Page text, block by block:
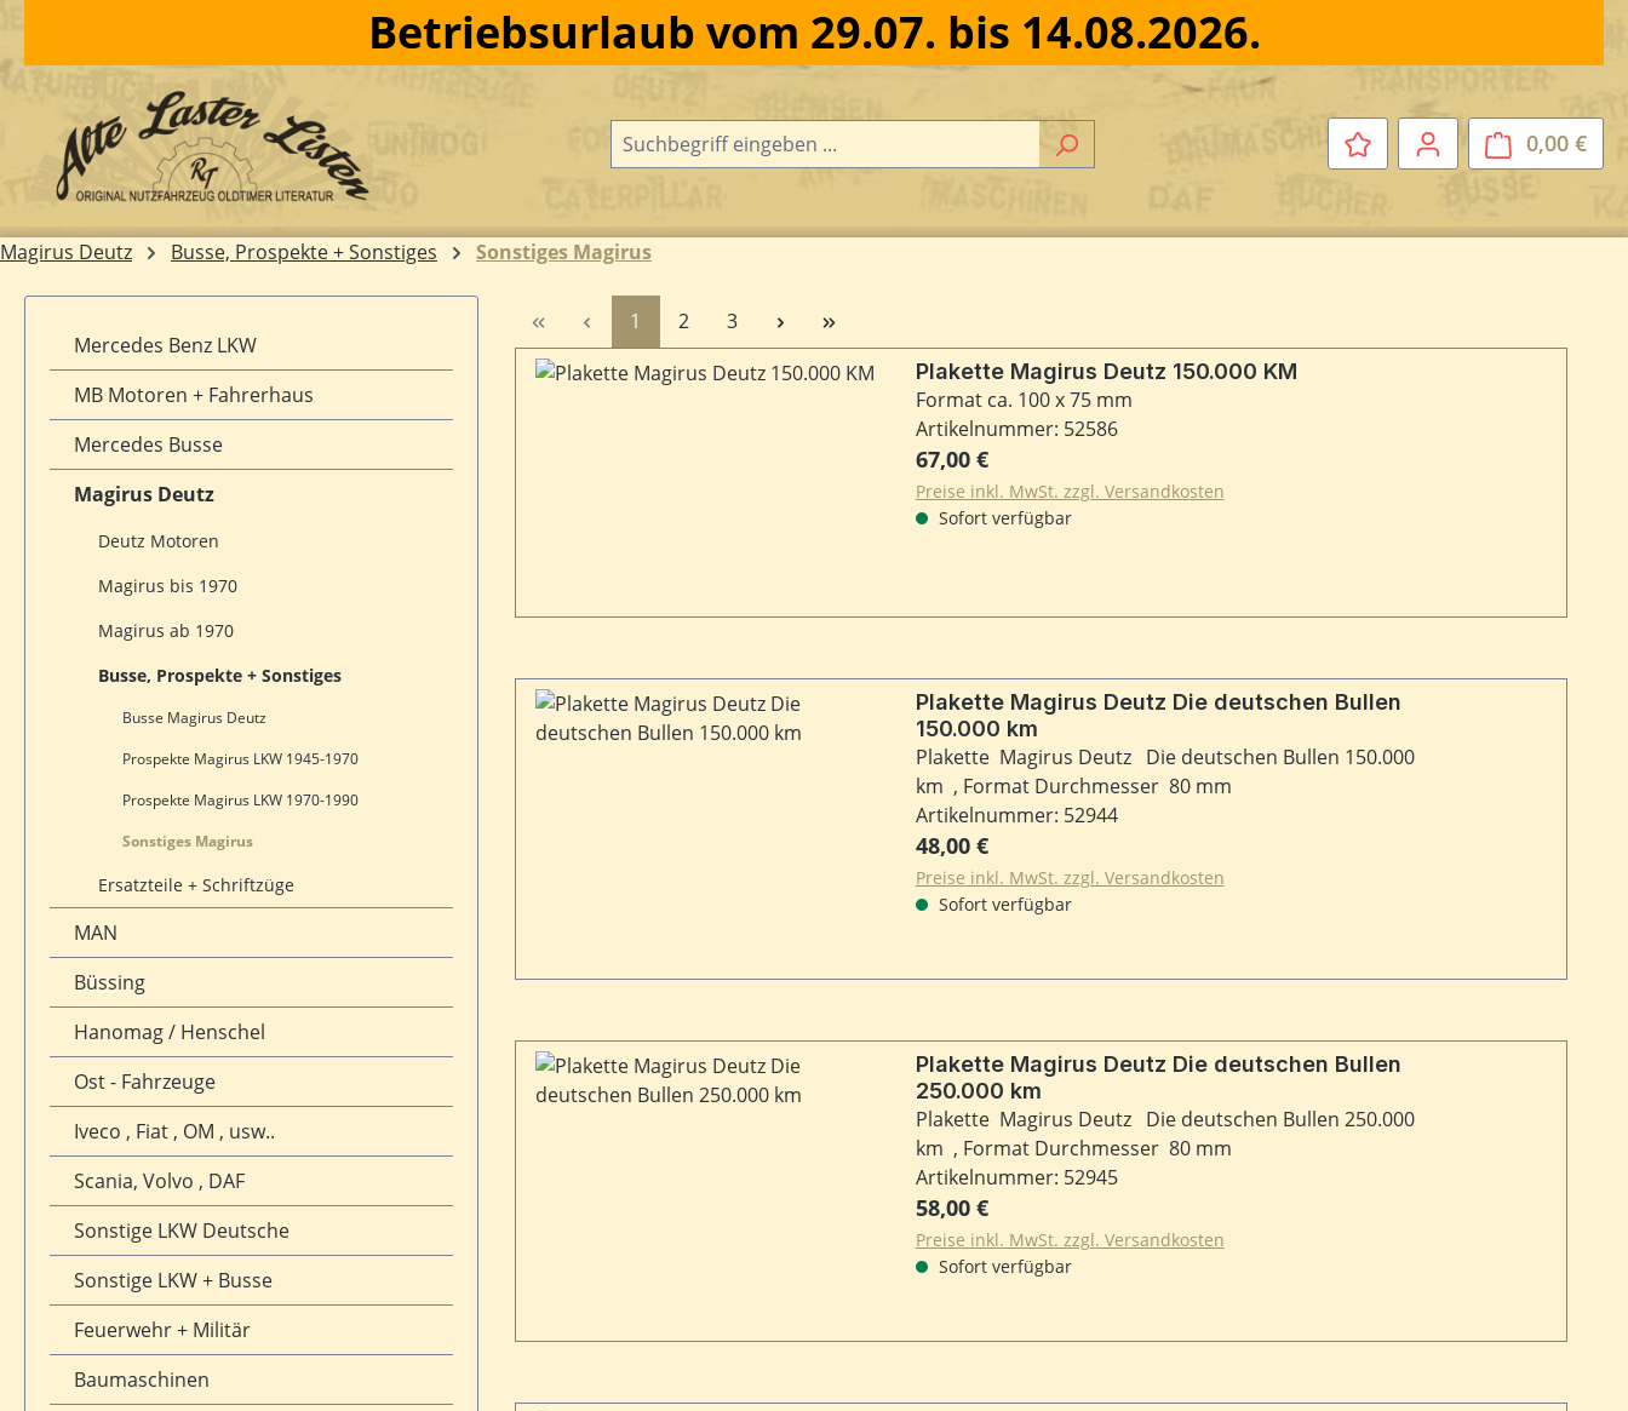
Betriebsurlaub vom 29.07. bis 14.08.2026.
0,00 €
Magirus Deutz Busse, Prospekte + Sonstiges Sonstiges Magirus
Mercedes Benz LKW
MB Motoren + Fahrerhaus
Mercedes Busse
Magirus Deutz
Deutz Motoren
Magirus bis 1970
Magirus ab 1970
Busse, Prospekte + Sonstiges
Busse Magirus Deutz
Prospekte Magirus LKW 1945-1970
Prospekte Magirus LKW 1970-1990
Sonstiges Magirus
Ersatzteile + Schriftzüge
MAN
Büssing
Hanomag / Henschel
Ost - Fahrzeuge
Iveco , Fiat , OM , usw..
Scania, Volvo , DAF
Sonstige LKW Deutsche
Sonstige LKW + Busse
Feuerwehr + Militär
Baumaschinen
Seite
1 Seite
2 Seite
3
Plakette Magirus Deutz 150.000 KM
Format ca. 100 x 75 mm
Artikelnummer: 52586
Regulärer Preis:
67,00 €
Preise inkl. MwSt. zzgl. Versandkosten
Sofort verfügbar
Plakette Magirus Deutz Die deutschen Bullen
150.000 km
Plakette Magirus Deutz Die deutschen Bullen 150.000
km , Format Durchmesser 80 mm
Artikelnummer: 52944
Regulärer Preis:
48,00 €
Preise inkl. MwSt. zzgl. Versandkosten
Sofort verfügbar
Plakette Magirus Deutz Die deutschen Bullen
250.000 km
Plakette Magirus Deutz Die deutschen Bullen 250.000
km , Format Durchmesser 80 mm
Artikelnummer: 52945
Regulärer Preis:
58,00 €
Preise inkl. MwSt. zzgl. Versandkosten
Sofort verfügbar